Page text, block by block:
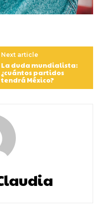
Next article
La duda mundialista:
¿cuántos partidos
tendrá México?